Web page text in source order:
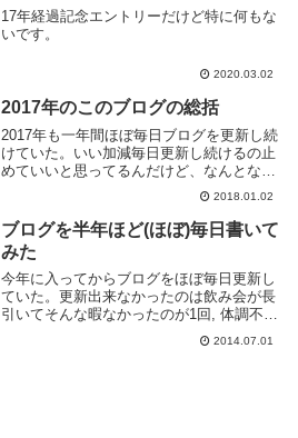
17年経過記念エントリーだけど特に何もな
いです。
2020.03.02
2017年のこのブログの総括
2017年も一年間ほぼ毎日ブログを更新し続
けていた。いい加減毎日更新し続けるの止
めていいと思ってるんだけど、なんとなく
続けている。そろそろ止めるか。アクセス
数の推移去年一年の PV 数を Google
Analytics より出してみた。一...
2018.01.02
ブログを半年ほど(ほぼ)毎日書いて
みた
今年に入ってからブログをほぼ毎日更新し
ていた。更新出来なかったのは飲み会が長
引いてそんな暇なかったのが1回, 体調不良
が1回, 1日2回更新した日もあるのでプラマ
イゼロということにしておこう。というわ
2014.07.01